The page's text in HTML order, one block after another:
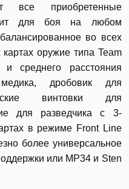
все приобретенные
для боя на любом
во всех
оружие типа Team
среднего расстояния
дробовик для
винтовки для
для разведчика с 3-
в режиме Front Line
более универсальное
или MP34 и Sten